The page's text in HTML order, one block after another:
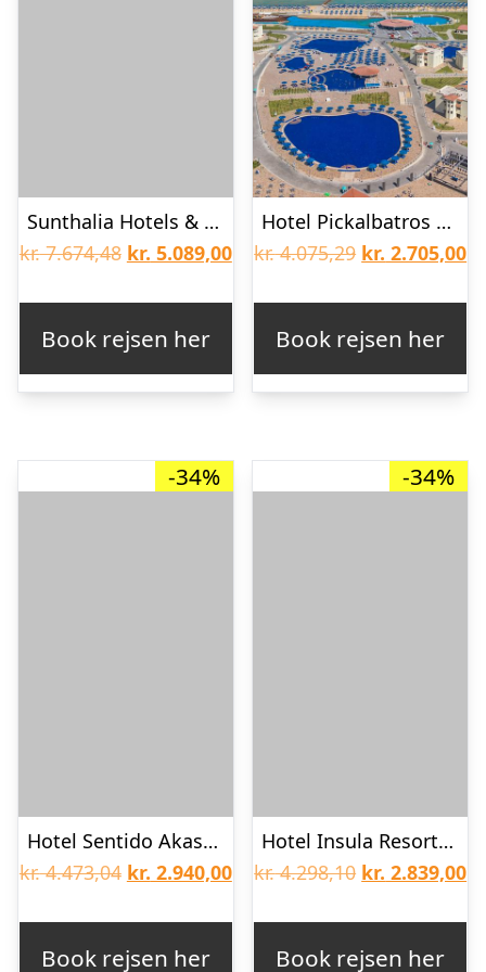
Sunthalia Hotels & Resorts – Voksenhotel
kr.7.674,48 Den
var:
kr. 7.674,48.
kr. 5.089,00Den
kr. 5.089,00.
Book rejsen her
Hotel Pickalbatros Makadi Resort
kr.4.075,29 Den
var:
kr. 4.075,29.
kr. 2.705,00
Book rejsen her
-34%
Hotel Sentido Akassia Beach
kr.4.473,04 Den
kr. 2.940,00Den
Book rejsen her
-34%
Hotel Insula Resort & Spa
kr.4.298,10 Den
kr. 2.839,00
Book rejsen her